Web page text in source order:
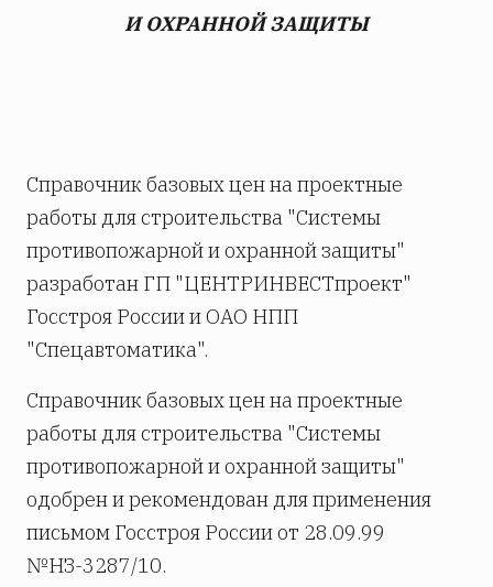
И ОХРАННОЙ ЗАЩИТЫ
Справочник базовых цен на проектные
работы для строительства "Системы
противопожарной и охранной защиты"
разработан ГП "ЦЕНТРИНВЕСТпроект"
Госстроя России и ОАО НПП
"Спецавтоматика".
Справочник базовых цен на проектные
работы для строительства "Системы
противопожарной и охранной защиты"
одобрен и рекомендован для применения
письмом Госстроя России от 28.09.99
№НЗ-3287/10.